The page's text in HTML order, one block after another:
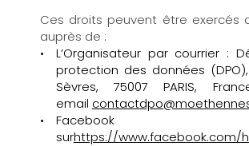
Ces droits peuvent être exercés
auprès de :
L’Organisateur par courrier :
protection des données
Sèvres, 75007 PARIS,
email
Facebook
surhttps://www.facebook.com/